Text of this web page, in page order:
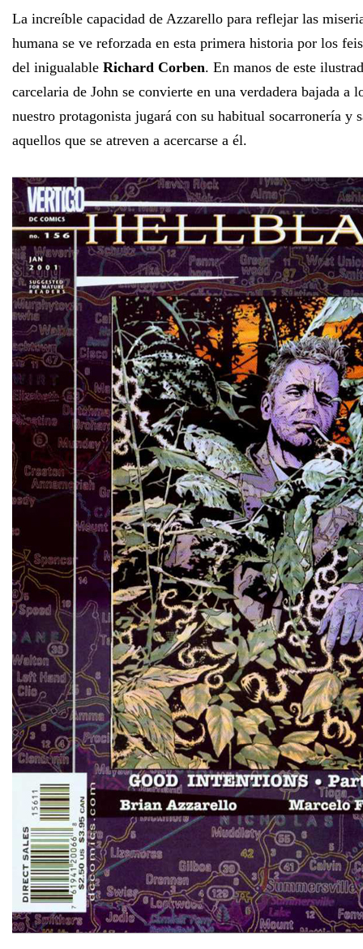
La increíble capacidad de Azzarello para reflejar las
humana se ve reforzada en esta primera historia por los
del inigualable Richard Corben. En manos de este
carcelaria de John se convierte en una verdadera bajada a
nuestro protagonista jugará con su habitual socarronería y
aquellos que se atreven a acercarse a él.